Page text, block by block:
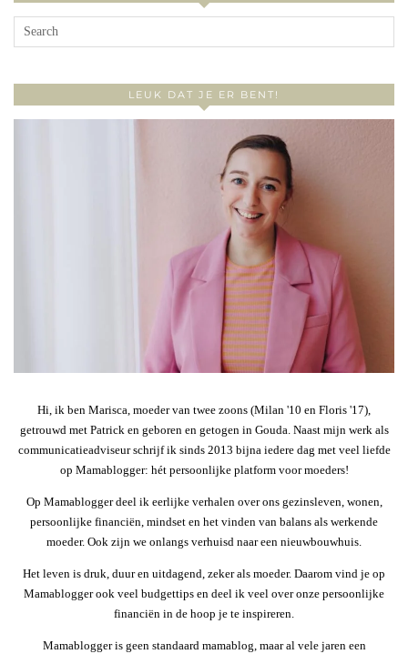
LEUK DAT JE ER BENT!
Hi, ik ben Marisca, moeder van twee zoons (Milan '10 en Floris '17),
getrouwd met Patrick en geboren en getogen in Gouda. Naast mijn werk als
communicatieadviseur schrijf ik sinds 2013 bijna iedere dag met veel liefde
op Mamablogger: hét persoonlijke platform voor moeders!
Op Mamablogger deel ik eerlijke verhalen over ons gezinsleven, wonen,
persoonlijke financiën, mindset en het vinden van balans als werkende
moeder. Ook zijn we onlangs verhuisd naar een nieuwbouwhuis.
Het leven is druk, duur en uitdagend, zeker als moeder. Daarom vind je op
Mamablogger ook veel budgettips en deel ik veel over onze persoonlijke
financiën in de hoop je te inspireren.
Mamablogger is geen standaard mamablog, maar al vele jaren een